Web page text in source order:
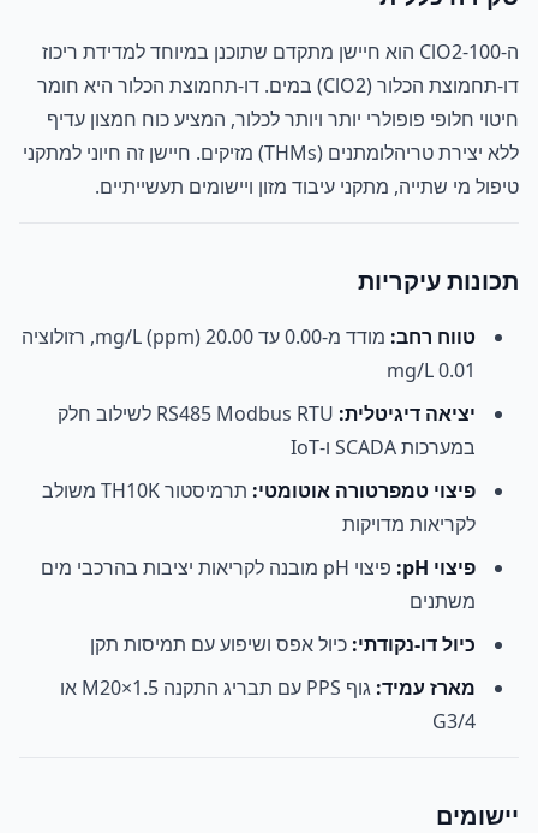
ה-ClO2-100 הוא חיישן מתקדם שתוכנן במיוחד למדידת ריכוז
דו-תחמוצת הכלור (ClO2) במים. דו-תחמוצת הכלור היא חומר
חיטוי חלופי פופולרי יותר ויותר לכלור, המציע כוח חמצון עדיף
ללא יצירת טריהלומתנים (THMs) מזיקים. חיישן זה חיוני למתקני
טיפול מי שתייה, מתקני עיבוד מזון ויישומים תעשייתיים.
תכונות עיקריות
טווח רחב:
מודד מ-0.00 עד 20.00 mg/L (ppm), רזולוציה
0.01 mg/L
יציאה דיגיטלית:
RS485 Modbus RTU לשילוב חלק
במערכות SCADA ו-IoT
פיצוי טמפרטורה אוטומטי:
תרמיסטור TH10K משולב
לקריאות מדויקות
פיצוי pH:
פיצוי pH מובנה לקריאות יציבות בהרכבי מים
משתנים
כיול דו-נקודתי: כיול אפס ושיפוע עם תמיסות תקן
מארז עמיד:
גוף PPS עם תבריג התקנה M20×1.5 או
G3/4
יישומים